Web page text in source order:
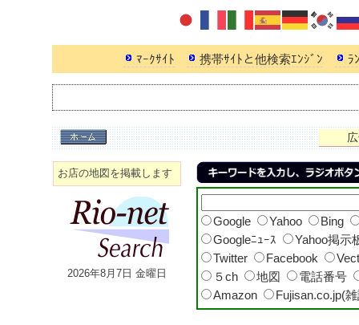
ﾏｰｸｻｲﾄ 携帯ｻｲﾄと他検索ｴﾝｼﾞﾝ ﾗ
お店の地図を掲載します
2026年8月7日 金曜日
Google Yahoo
Bing
Googleﾆｭｰｽ
Yahoo掲示
Twitter
Facebook
５ch
地図
電話番号
Amazon
Fujisan.co.jp(